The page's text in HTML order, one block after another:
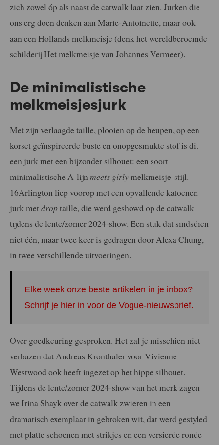
zich zowel óp als naast de catwalk laat zien. Jurken die
ons erg doen denken aan Marie-Antoinette, maar ook
aan een Hollands melkmeisje (denk het wereldberoemde
schilderij Het melkmeisje van Johannes Vermeer).
De minimalistische
melkmeisjesjurk
Met zijn verlaagde taille, plooien op de heupen, op een
korset geïnspireerde buste en onopgesmukte stof is dit
een jurk met een bijzonder silhouet: een soort
minimalistische A-lijn meets girly melkmeisje-stijl.
16Arlington liep voorop met een opvallende katoenen
jurk metdrop taille, die werd geshowd op de catwalk
tijdens de lente/zomer 2024-show. Een stuk dat sindsdien
niet één, maar twee keer is gedragen door Alexa Chung,
in twee verschillende uitvoeringen.
Elke week onze beste artikelen in je inbox?
Schrijf je hier in voor de Vogue-nieuwsbrief.
Over goedkeuring gesproken. Het zal je misschien niet
verbazen dat Andreas Kronthaler voor Vivienne
Westwood ook heeft ingezet op het hippe silhouet.
Tijdens de lente/zomer 2024-show van het merk zagen
we Irina Shayk over de catwalk zwieren in een
dramatisch exemplaar in gebroken wit, dat werd gestyled
met platte schoenen met strikjes en een versierde ronde